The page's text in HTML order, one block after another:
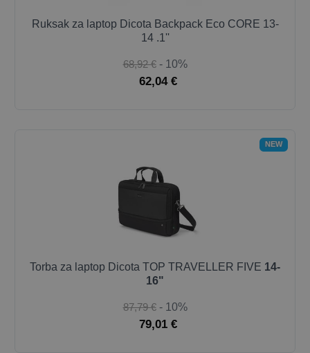
Ruksak za laptop Dicota Backpack Eco CORE 13-
14 .1''
68,92 € - 10%
62,04 €
NEW
Torba za laptop Dicota TOP TRAVELLER FIVE 14-
16"
87,79 € - 10%
79,01 €